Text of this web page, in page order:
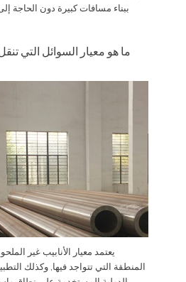
ببناء مسافات كبيرة دون الحاجة
ما هو معيار السوائل التي
يعتمد معيار الأنابيب غير
المنطقة التي تتواجد فيها, وكذلك